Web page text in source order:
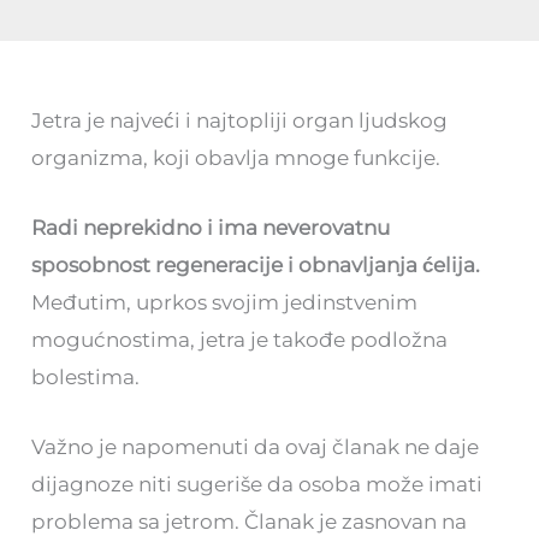
Jetra je najveći i najtopliji organ ljudskog
organizma, koji obavlja mnoge funkcije.
Radi neprekidno i ima neverovatnu
sposobnost regeneracije i obnavljanja ćelija.
Međutim, uprkos svojim jedinstvenim
mogućnostima, jetra je takođe podložna
bolestima.
Važno je napomenuti da ovaj članak ne daje
dijagnoze niti sugeriše da osoba može imati
problema sa jetrom. Članak je zasnovan na